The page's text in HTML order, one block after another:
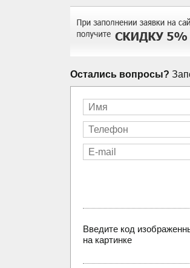
Остались вопросы?
Введите код
на картинке